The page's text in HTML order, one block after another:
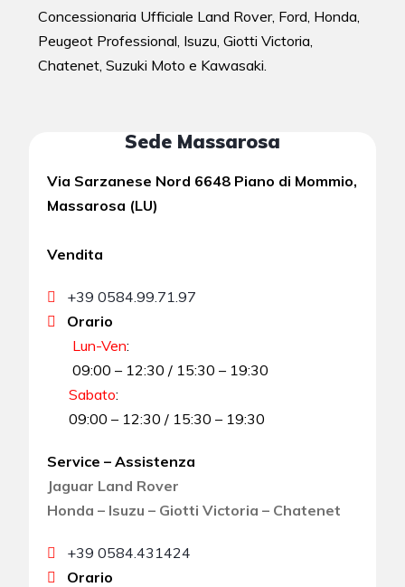
Concessionaria Ufficiale Land Rover, Ford, Honda,
Peugeot Professional, Isuzu, Giotti Victoria,
Chatenet, Suzuki Moto e Kawasaki.
Sede Massarosa
Via Sarzanese Nord 6648 Piano di Mommio,
Massarosa (LU)
Vendita
+39 0584.99.71.97
Orario
Lun-Ven:
09:00 – 12:30 / 15:30 – 19:30
Sabato:
09:00 – 12:30 / 15:30 – 19:30
Service – Assistenza
Jaguar Land Rover
Honda – Isuzu – Giotti Victoria – Chatenet
+39 0584.431424
Orario